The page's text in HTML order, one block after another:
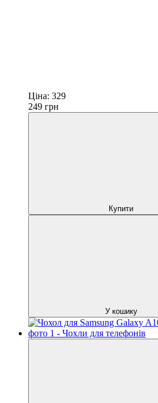
Ціна: 329
249 грн
Купити
У кошику